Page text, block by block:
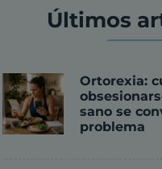
Últimos
Ortorexia:
sano se
problema